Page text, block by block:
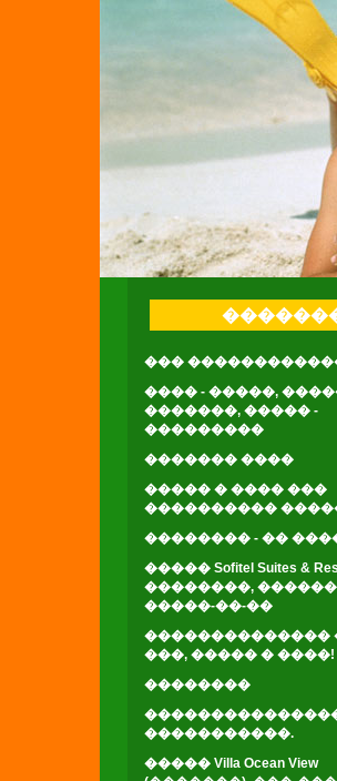
���
���� - �����,
�������, ����� -
���������
������� ����
����� � ���� ���
����������
�������� - ��
����� Sofitel Suites &
��������,
�����-��-��
��������������
���, ����� � ����!
��������
�����������.
����� Villa Ocean View